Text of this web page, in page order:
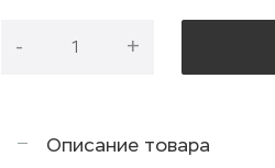
- +
Описание товара